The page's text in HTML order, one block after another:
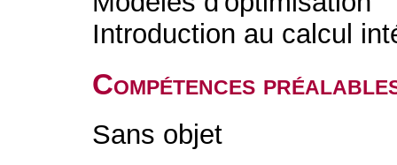
Introduction au calcul
Compétences
Sans objet